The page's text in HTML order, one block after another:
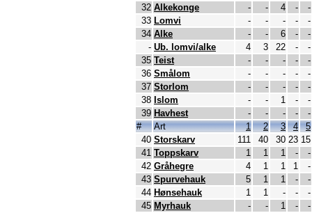
32 Alkekonge - - 4 -
-
33 Lomvi - - - -
-
34 Alke - - 6 -
-
- Ub. lomvi/alke 4 3 22 -
-
35 Teist - - - -
-
36 Smålom - - - -
-
37 Storlom - - - -
-
38 Islom - - 1 -
-
39 Havhest - - - -
-
#
Art 1 2 3 4
5
40 Storskarv 111 40 30 23 15
41 Toppskarv 1 1 1 -
-
42 Gråhegre 4 1 1 1
-
43 Spurvehauk 5 1 1 -
-
44 Hønsehauk 1 1 - -
-
45 Myrhauk - - 1 -
-